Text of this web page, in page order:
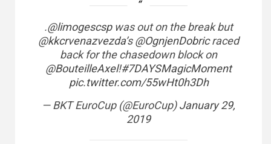
.@limogescspwas out on the break but
@kkcrvenazvezda’s@OgnjenDobricraced
back for the chasedown block on
@BouteilleAxel!#7DAYSMagicMoment
pic.twitter.com/55wHt0h3Dh
— BKT EuroCup (@EuroCup)January 29,
2019